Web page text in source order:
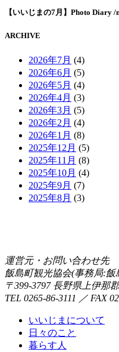
【いいじまの7月】Photo Diary
ARCHIVE
2026年7月 (4)
2026年6月 (5)
2026年5月 (4)
2026年4月 (3)
2026年3月 (5)
2026年2月 (4)
2026年1月 (8)
2025年12月 (5)
2025年11月 (8)
2025年10月 (4)
2025年9月 (7)
2025年8月 (3)
運営元・お問い合わせ先
飯島町観光協会(事務局:
〒399-3797 長野県上伊那
TEL 0265-86-3111 ／ FAX
いいじまについて
日々のこと
暮らす人